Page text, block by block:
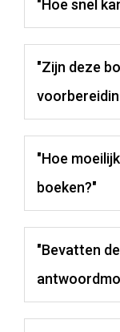
"Hoe snel
"Zijn deze
"Hoe
boeken?"
"Bevatten